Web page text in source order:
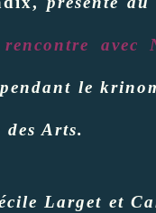
rencontre avec
pendant le
Arts.
Larget et